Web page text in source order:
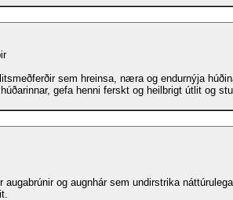
sem hreinsa, næra og endurnýja
gefa henni ferskt og heilbrigt útlit og
augabrúnir og augnhár sem undirstrika